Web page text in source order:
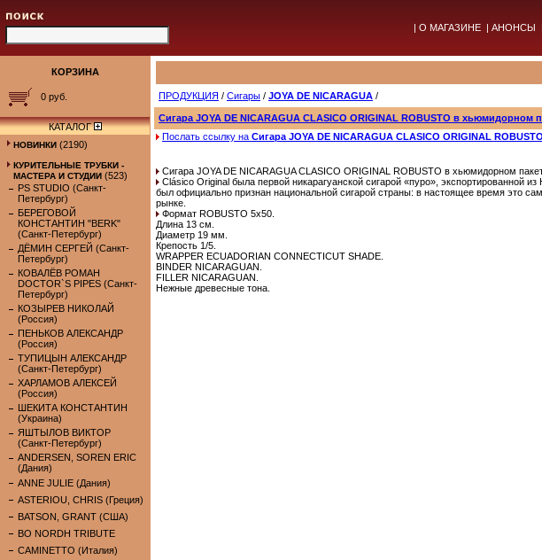
| О МАГАЗИНЕ | АНОНСЫ
КОРЗИНА
0 руб.
КАТАЛОГ
НОВИНКИ (2190)
КУРИТЕЛЬНЫЕ ТРУБКИ -
МАСТЕРА И СТУДИИ (523)
PS STUDIO (Санкт-
Петербург)
БЕРЕГОВОЙ
КОНСТАНТИН "BERK"
(Санкт-Петербург)
ДЁМИН СЕРГЕЙ (Санкт-
Петербург)
КОВАЛЁВ РОМАН
DOCTOR`S PIPES (Санкт-
Петербург)
КОЗЫРЕВ НИКОЛАЙ
(Россия)
ПЕНЬКОВ АЛЕКСАНДР
(Россия)
ТУПИЦЫН АЛЕКСАНДР
(Санкт-Петербург)
ХАРЛАМОВ АЛЕКСЕЙ
(Россия)
ШЕКИТА КОНСТАНТИН
(Украина)
ЯШТЫЛОВ ВИКТОР
(Санкт-Петербург)
ANDERSEN, SOREN ERIC
(Дания)
ANNE JULIE (Дания)
ASTERIOU, CHRIS (Греция)
BATSON, GRANT (США)
BO NORDH TRIBUTE
CAMINETTO (Италия)
ПРОДУКЦИЯ / Сигары / JOYA DE NICARAGUA /
Сигара JOYA DE NICARAGUA CLASICO ORIGINAL ROBUSTO в хьюмидорном
Послать ссылку на Сигара JOYA DE NICARAGUA CLASICO ORIGINAL
Сигара JOYA DE NICARAGUA CLASICO ORIGINAL ROBUSTO в хьюмидорном
Clásico Original была первой никарагуанской сигарой «пуро», экспортированной
был официально признан национальной сигарой страны: в настоящее время это
рынке.
Формат ROBUSTO 5х50.
Длина 13 см.
Диаметр 19 мм.
Крепость 1/5.
WRAPPER ECUADORIAN CONNECTICUT SHADE.
BINDER NICARAGUAN.
FILLER NICARAGUAN.
Нежные древесные тона.